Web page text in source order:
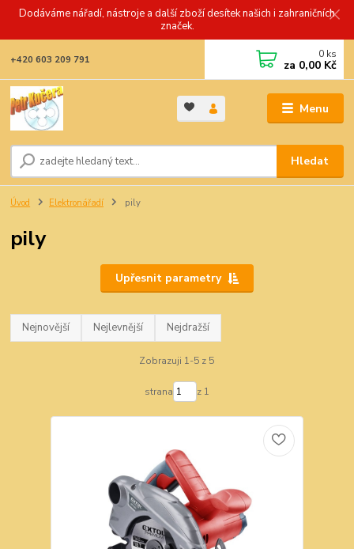
Dodáváme nářadí, nástroje a další zboží desítek našich i zahraničních
značek.
Menu
Hledat
+420 603 209 791 0 ks
za 0,00 Kč
Úvod Elektronářadí pily
pily
Upřesnit parametry
Nejnovější Nejlevnější Nejdražší
Zobrazuji 1-5 z 5
strana z 1